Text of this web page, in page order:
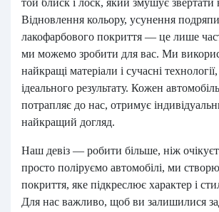
той блиск і лоск, який змушує звертати
Відновлення кольору, усунення
лакофарбового покриття — це лише
ми можемо зробити для вас. Ми
найкращі матеріали і сучасні
ідеального результату. Кожен
потрапляє до нас, отримує
найкращий догляд.
Наш девіз — робити більше, ніж
просто поліруємо автомобілі, ми
покриття, яке підкреслює характер і
Для нас важливо, щоб ви залишилися